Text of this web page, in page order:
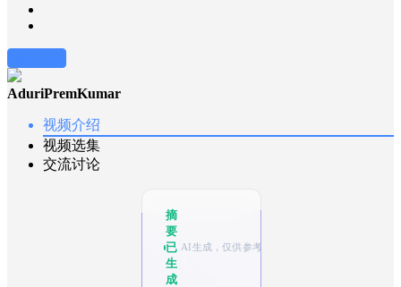
AduriPremKumar
视频介绍
视频选集
交流讨论
摘
要
已
生
成
AI生成，仅供参考